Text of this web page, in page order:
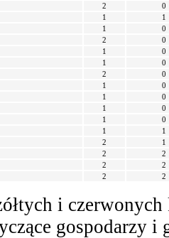
2
0
1
1
1
0
2
0
1
0
1
0
2
0
1
0
1
0
1
0
1
0
1
1
2
1
2
2
2
2
2 2
i
gospodarzy i